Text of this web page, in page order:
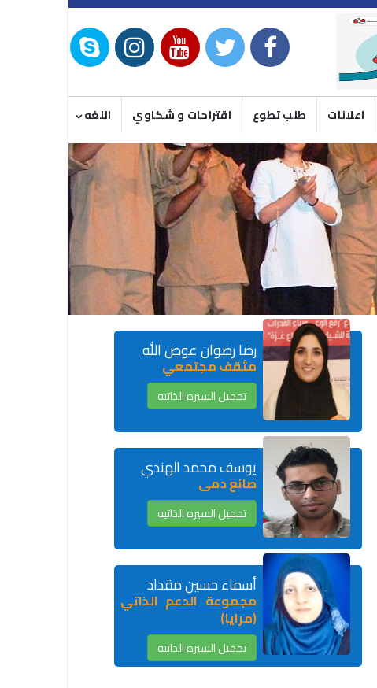
اعلانات طلب تطوع اقتراحات و شكاوي اللغه
رضا رضوان عوض الله
مثقف مجتمعي
تحميل السيره الذاتيه
يوسف محمد الهندي
صانع دمى
تحميل السيره الذاتيه
أسماء حسين مقداد
مجموعة الدعم الذاتي
(مرايا)
تحميل السيره الذاتيه